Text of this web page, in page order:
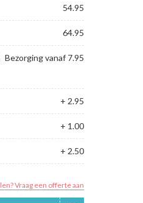
54.95
64.95
Bezorging vanaf 7.95
+ 2.95
+ 1.00
+ 2.50
Vraag een offerte aan